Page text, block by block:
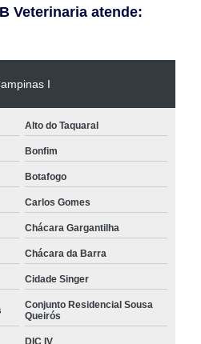
Veterinaria atende:
I
Alto do Taquaral
Bonfim
Botafogo
Carlos Gomes
Chácara Gargantilha
Chácara da Barra
Cidade Singer
Conjunto Residencial Sousa
Queirós
DIC IV